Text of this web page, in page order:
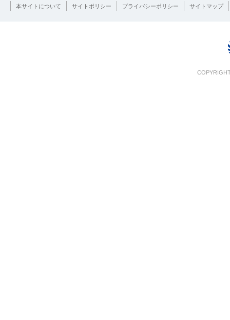
本サイトについて サイトポリシー プライバシーポリシー サイトマップ